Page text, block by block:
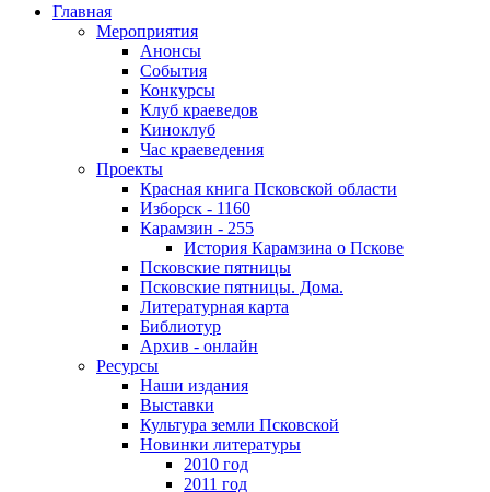
Главная
Мероприятия
Анонсы
События
Конкурсы
Клуб краеведов
Киноклуб
Час краеведения
Проекты
Красная книга Псковской области
Изборск - 1160
Карамзин - 255
История Карамзина о Пскове
Псковские пятницы
Псковские пятницы. Дома.
Литературная карта
Библиотур
Архив - онлайн
Ресурсы
Наши издания
Выставки
Культура земли Псковской
Новинки литературы
2010 год
2011 год